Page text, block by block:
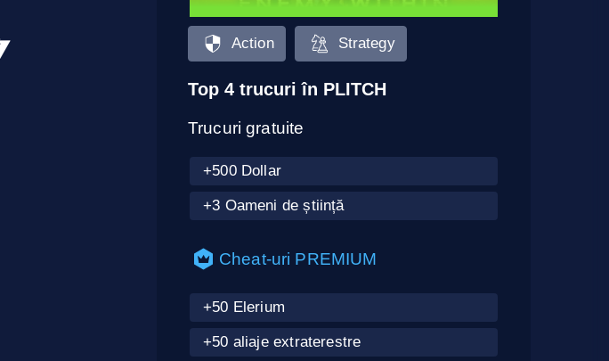
Action Strategy
Top 4 trucuri în PLITCH
Trucuri gratuite
+500 Dollar
+3 Oameni de știință
Cheat-uri PREMIUM
+50 Elerium
+50 aliaje extraterestre